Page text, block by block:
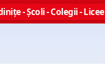
- Școli - Colegii - Licee